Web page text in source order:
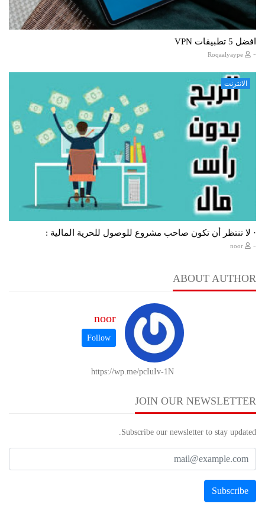
افضل 5 تطبيقات VPN
-
الانترنت
· لا تنتظر أن تكون صاحب مشروع للوصول للحرية المالية :
-
ABOUT AUTHOR
noor
https://wp.me/pcIuIv-1N
JOIN OUR NEWSLETTER
Subscribe our newsletter to stay updated.